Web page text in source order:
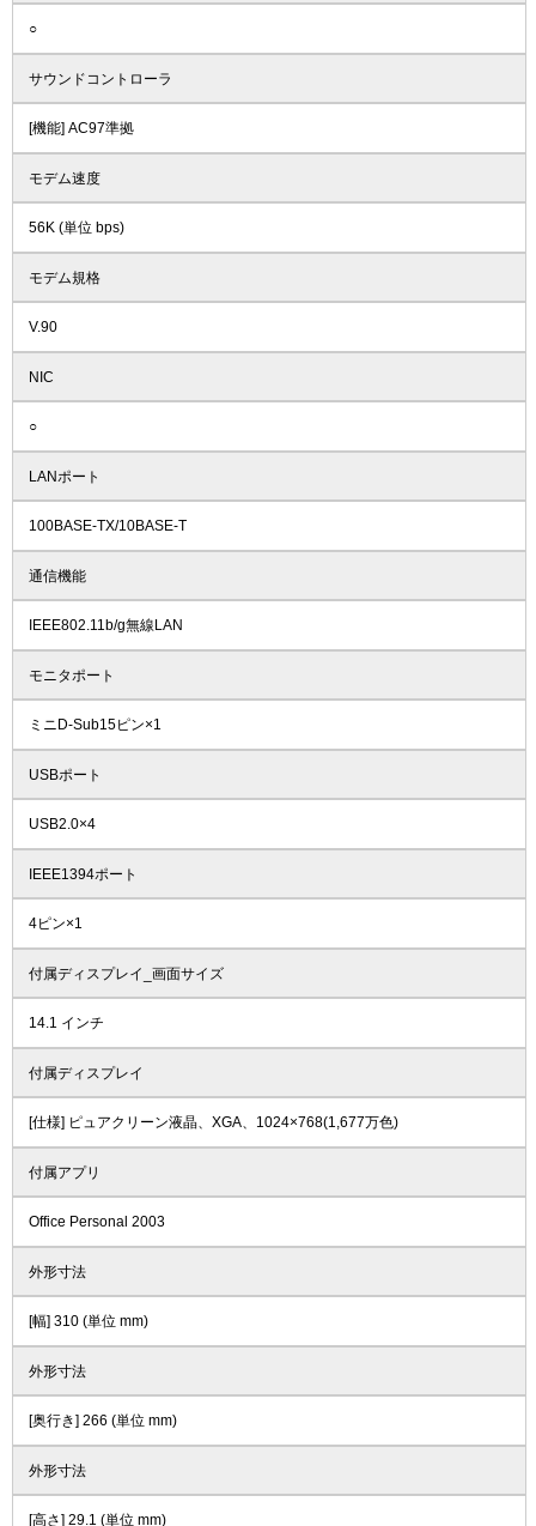
○
サウンドコントローラ
[機能] AC97準拠
モデム速度
56K (単位 bps)
モデム規格
V.90
NIC
○
LANポート
100BASE-TX/10BASE-T
通信機能
IEEE802.11b/g無線LAN
モニタポート
ミニD-Sub15ピン×1
USBポート
USB2.0×4
IEEE1394ポート
4ピン×1
付属ディスプレイ_画面サイズ
14.1 インチ
付属ディスプレイ
[仕様] ピュアクリーン液晶、XGA、1024×768(1,677万色)
付属アプリ
Office Personal 2003
外形寸法
[幅] 310 (単位 mm)
外形寸法
[奥行き] 266 (単位 mm)
外形寸法
[高さ] 29.1 (単位 mm)